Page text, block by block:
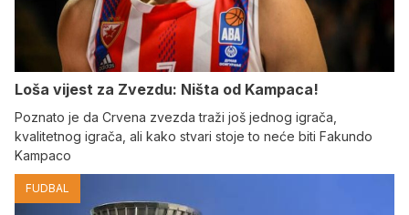
Loša vijest za Zvezdu: Ništa od Kampaca!
Poznato je da Crvena zvezda traži još jednog igrača,
kvalitetnog igrača, ali kako stvari stoje to neće biti Fakundo
Kampaco
FUDBAL